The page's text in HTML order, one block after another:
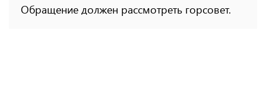
Обращение должен рассмотреть горсовет.